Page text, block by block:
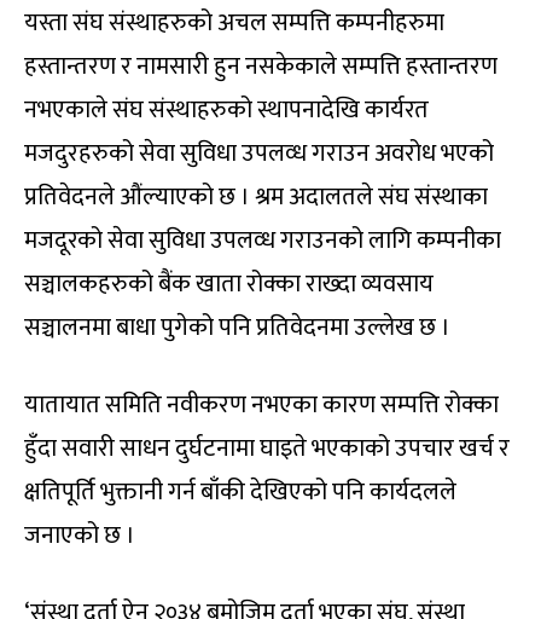
यस्ता संघ संस्थाहरुको अचल सम्पत्ति कम्पनीहरुमा
हस्तान्तरण र नामसारी हुन नसकेकाले सम्पत्ति हस्तान्तरण
नभएकाले संघ संस्थाहरुको स्थापनादेखि कार्यरत
मजदुरहरुको सेवा सुविधा उपलव्ध गराउन अवरोध भएको
प्रतिवेदनले औंल्याएको छ । श्रम अदालतले संघ संस्थाका
मजदूरको सेवा सुविधा उपलव्ध गराउनको लागि कम्पनीका
सञ्चालकहरुको बैंक खाता रोक्का राख्दा व्यवसाय
सञ्चालनमा बाधा पुगेको पनि प्रतिवेदनमा उल्लेख छ ।
यातायात समिति नवीकरण नभएका कारण सम्पत्ति रोक्का
हुँदा सवारी साधन दुर्घटनामा घाइते भएकाको उपचार खर्च र
क्षतिपूर्ति भुक्तानी गर्न बाँकी देखिएको पनि कार्यदलले
जनाएको छ ।